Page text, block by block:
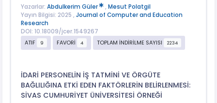
Yazarlar: Abdulkerim Güler , Mesut Polatgil
Yayın Bilgisi: 2025 , Journal of Computer and Education
Research
DOI: 10.18009/jcer.1549267
ATIF
9 FAVORİ 4 TOPLAM İNDİRİLME SAYISI 2234
İDARİ PERSONELİN İŞ TATMİNİ VE ÖRGÜTE
BAĞLILIĞINA ETKİ EDEN FAKTÖRLERİN BELİRLENMESİ:
SİVAS CUMHURİYET ÜNİVERSİTESİ ÖRNEĞİ